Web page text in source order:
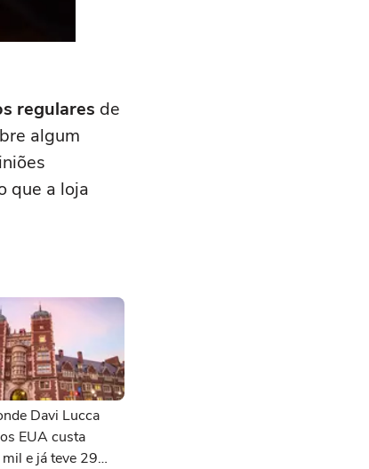
regulares de
algum
que a loja
Davi Lucca
EUA custa
e já teve 29